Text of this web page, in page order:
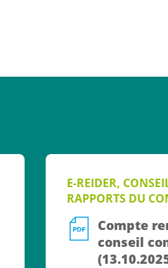
E-REIDER,
RAPPORTS DU
Compte
conseil